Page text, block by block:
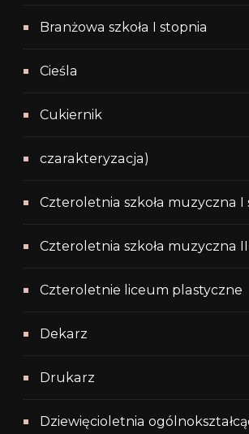
Branżowa szkoła I stopnia
Cieśla
Cukiernik
czarakteryzacja)
Czteroletnia szkoła muzyczna I
Czteroletnia szkoła muzyczna
Czteroletnie liceum plastyczne
Dekarz
Drukarz
Dziewięcioletnia